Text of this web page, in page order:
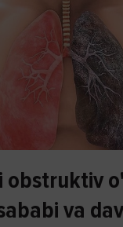
obstruktiv
va